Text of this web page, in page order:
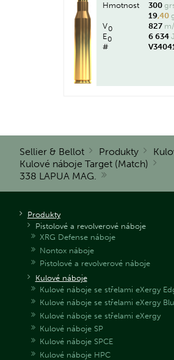
Hmotnost 300
19,40
V0 827
E0 6 634 J
#
Sellier & Bellot Produkty
Kulové náboje Target (Match)
338 LAPUA MAG.
Produkty
Pistolové a revolverové náboje
XRG Defense náboje
Nontox náboje
Pistolové a revolverové náboje
Kulové náboje
Kulové náboje se střelami eXergy
Kulové náboje se střelami eXergy
Kulové náboje se střelami eXergy
Kulové náboje SP
Kulové náboje SPCE
Kulové náboje HPC